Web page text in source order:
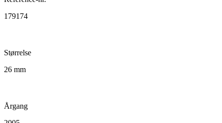
179174
Størrelse
26 mm
Årgang